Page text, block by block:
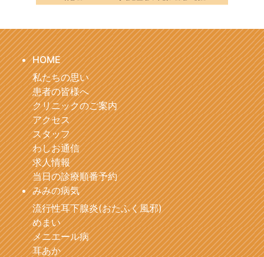
HOME
私たちの思い
患者の皆様へ
クリニックのご案内
アクセス
スタッフ
わしお通信
求人情報
当日の診療順番予約
みみの病気
流行性耳下腺炎(おたふく風邪)
めまい
メニエール病
耳あか